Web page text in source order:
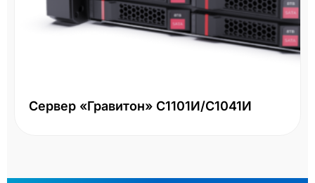
Сервер «Гравитон» С1101И/С1041И